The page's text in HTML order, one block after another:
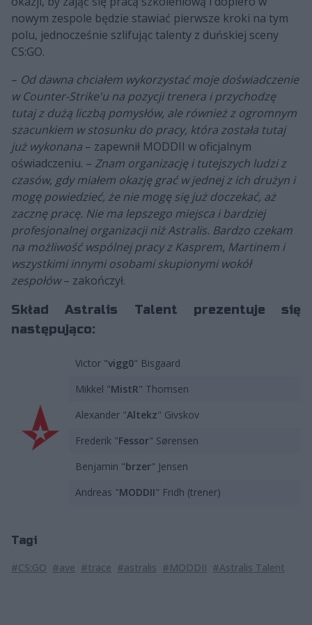
nowym zespole będzie stawiać pierwsze kroki na tym
polu, jednocześnie szlifując talenty z duńskiej sceny
CS:GO.
– Od dawna chciałem wykorzystać moje doświadczenie
w Counter-Strike'u na pozycji trenera i przychodzę
tutaj z dużą liczbą pomysłów, ale również z ogromnym
szacunkiem w stosunku do pracy, która została tutaj
już wykonana – zapewnił MODDII w oficjalnym
oświadczeniu. – Znam organizację i tutejszych ludzi z
czasów, gdy miałem okazję grać w jednej z ich drużyn i
mogę powiedzieć, że nie mogę się już doczekać, aż
zacznę pracę. Nie ma lepszego miejsca i bardziej
profesjonalnej organizacji niż Astralis. Bardzo czekam
na możliwość wspólnej pracy z Kasprem, Martinem i
wszystkimi innymi osobami skupionymi wokół
zespołów– zakończył.
Skład Astralis Talent prezentuje się
następująco:
Victor "vigg0" Bisgaard
Mikkel "MistR" Thomsen
Alexander "Altekz" Givskov
Frederik "Fessor" Sørensen
Benjamin "brzer" Jensen
Andreas "MODDII" Fridh (trener)
Tagi
#CS:GO #ave #trace #astralis #MODDII #Astralis Talent